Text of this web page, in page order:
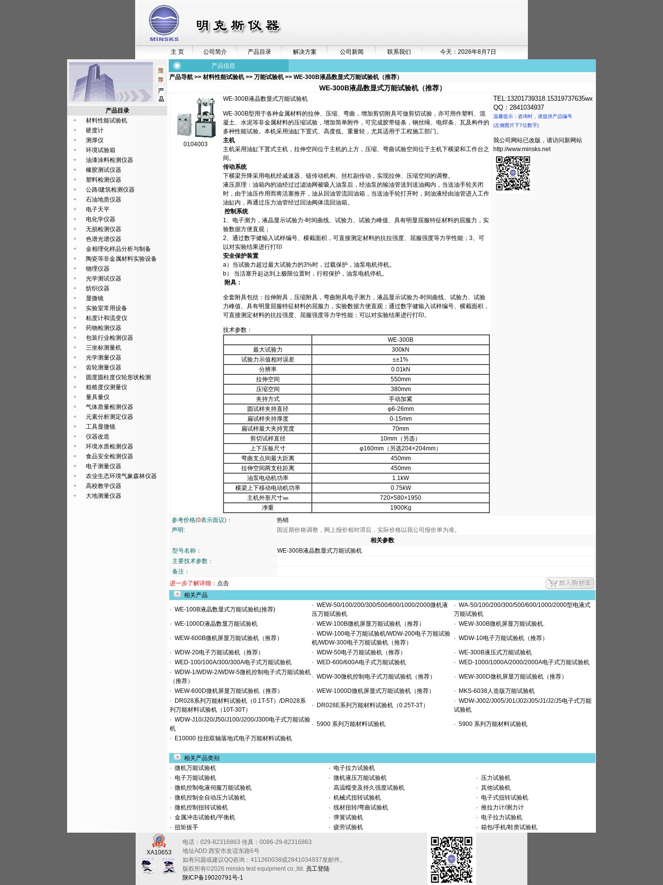
主 页 公司简介 产品目录 解决方案 公司新闻 联系我们 今天：2026年8月7日
产品目录
材料性能试验机
硬度计
测厚仪
环境试验箱
油漆涂料检测仪器
橡胶测试仪器
塑料检测仪器
公路/建筑检测仪器
石油地质仪器
电子天平
电化学仪器
无损检测仪器
色谱光谱仪器
金相理化样品分析与制备
陶瓷等非金属材料实验设备
物理仪器
光学测试仪器
纺织仪器
显微镜
实验室常用设备
粘度计和流变仪
药物检测仪器
包装行业检测仪器
三坐标测量机
光学测量仪器
齿轮测量仪器
圆度圆柱度仪轮形状检测
粗糙度仪测量仪
量具量仪
气体质量检测仪器
元素分析测定仪器
工具显微镜
仪器改造
环境水质检测仪器
食品安全检测仪器
电子测量仪器
农业生态环境气象森林仪器
高校教学仪器
大地测量仪器
产品信息
产品导航 >> 材料性能试验机>> 万能试验机>> WE-300B液晶数显式万能试验机（推荐）
WE-300B液晶数显式万能试验机（推荐）
0104003
WE-300B液晶数显式万能试验机
WE-300B型用于各种金属材料的拉伸、压缩、弯曲，增加剪切附具可做剪切试验，亦可用作塑料、混
凝土、水泥等非金属材料的压缩试验，增加简单附件，可完成胶带链条，钢丝绳、电焊条、瓦及构件的
多种性能试验。本机采用油缸下置式、高度低、重量轻，尤其适用于工程施工部门。
主机
主机采用油缸下置式主机，拉伸空间位于主机的上方，压缩、弯曲试验空间位于主机下横梁和工作台之
间。
传动系统
下横梁升降采用电机经减速器、链传动机构、丝杠副传动，实现拉伸、压缩空间的调整。
液压原理：油箱内的油经过过滤油网被吸入油泵后，经油泵的输油管送到送油阀内，当送油手轮关闭
时，由于油压作用而将活塞推开，油从回油管流回油箱，当送油手轮打开时，则油液经由油管进入工作
油缸内，再通过压力油管经过回油阀体流回油箱。
控制系统
1、电子测力，液晶显示试验力-时间曲线、试验力、试验力峰值、具有明显屈服特征材料的屈服力，实
验数据方便直观；
2、通过数字健输入试样编号、横截面积，可直接测定材料的抗拉强度、屈服强度等力学性能；3、可
以对实验结果进行打印
安全保护装置
a）当试验力超过最大试验力的3%时，过载保护，油泵电机停机。
b） 当活塞升起达到上极限位置时，行程保护，油泵电机停机。
附具：
全套附具包括：拉伸附具，压缩附具，弯曲附具电子测力，液晶显示试验力-时间曲线、试验力、试验
力峰值、具有明显屈服特征材料的屈服力，实验数据方便直观；通过数字健输入试样编号、横截面积，
可直接测定材料的抗拉强度、屈服强度等力学性能；可以对实验结果进行打印。
技术参数：
WE-300B
最大试验力
300kN
试验力示值相对误差
≤±1%
分辨率
0.01kN
拉伸空间
550mm
压缩空间
380mm
夹持方式
手动加紧
圆试样夹持直径
φ6-26mm
扁试样夹持厚度
0-15mm
扁试样最大夹持宽度
70mm
剪切试样直径
10mm（另选）
上下压板尺寸
φ160mm（另选204×204mm）
弯曲支点间最大距离
450mm
拉伸空间两支柱距离
450mm
油泵电动机功率
1.1kW
横梁上下移动电动机功率
0.75kW
主机外形尺寸㎜
720×580×1950
净重
1900Kg
TEL:13201739318.15319737635wx
QQ：2841034937
温馨提示：咨询时，请提供产品编号
(左侧图片下7位数字)
我公司网站已改版，请访问新网站
http://www.minsks.net
参考价格(0表示面议)：
热销
声明:
因近期价格调整，网上报价相对滞后，实际价格以我公司报价单为准。
相关参数
型号名称：
WE-300B液晶数显式万能试验机
主要技术参数：
备注：
进一步了解详细： 点击
相关产品
· WE-100B液晶数显式万能试验机(推荐)
· WEW-50/100/200/300/500/600/1000/2000微机液
压万能试验机
· WA-50/100/200/300/500/600/1000/2000型电液式
万能试验机
· WE-1000D液晶数显万能试验机 · WEW-100B微机屏显万能试验机（推荐） · WEW-300B微机屏显万能试验机.
· WEW-600B微机屏显万能试验机（推荐）
· WDW-100电子万能试验机/WDW-200电子万能试验
机/WDW-300电子万能试验机（推荐）
· WDW-10电子万能试验机（推荐）
· WDW-20电子万能试验机（推荐） · WDW-50电子万能试验机（推荐） · WE-300B液压式万能试验机
· WED-100/100A/300/300A电子式万能试验机 · WED-600/600A电子式万能试验机 · WED-1000/1000A/2000/2000A电子式万能试验机
· WDW-1/WDW-2/WDW-5微机控制电子式万能试验机
（推荐）
· WDW-30微机控制电子式万能试验机（推荐） · WEW-300D微机屏显万能试验机（推荐）
· WEW-600D微机屏显万能试验机（推荐） · WEW-1000D微机屏显式万能试验机（推荐） · MKS-6038人造版万能试验机
· DR028系列万能材料试验机（0.1T-5T）/DR028系
列万能材料试验机（10T-30T）
· DR028E系列万能材料试验机（0.25T-3T）
· WDW-J002/J005/J01/J02/J05/J1/J2/J5电子式万能
试验机
· WDW-J10/J20/J50/J100/J200/J300电子式万能试验
机
· 5900 系列万能材料试验机 · 5900 系列万能材料试验机
· E10000 拉扭双轴落地式电子万能材料试验机
相关产品类别
· 微机万能试验机 · 电子拉力试验机
· 电子万能试验机 · 微机液压万能试验机 · 压力试验机
· 微机控制电液伺服万能试验机 · 高温蠕变及持久强度试验机 · 其他试验机
· 微机控制全自动压力试验机 · 机械式扭转试验机 · 电子式扭转试验机
· 微机控制扭转试验机 · 线材扭转/弯曲试验机 · 推拉力计/测力计
· 金属冲击试验机/平衡机 · 弹簧试验机 · 电子拉力试验机
· 扭矩扳手 · 疲劳试验机 · 箱包/手机/鞋类试验机
XA10653
电话：029-82316863 传真：0086-29-82316863
地址ADD:西安市友谊东路6号
如有问题或建议QQ咨询：411260038或2841034937发邮件。
版权所有©2026 minsks test equipment co.,ltd. 员工登陆
陕ICP备19020791号-1